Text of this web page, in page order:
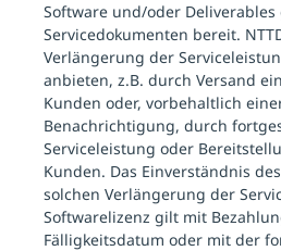
Software und/oder Deliverables
Servicedokumenten bereit.
Verlängerung der
anbieten, z.B. durch Versand
Kunden oder, vorbehaltlich
Benachrichtigung, durch
Serviceleistung oder
Kunden. Das Einverständnis
solchen Verlängerung der
Softwarelizenz gilt mit
Fälligkeitsdatum oder mit der